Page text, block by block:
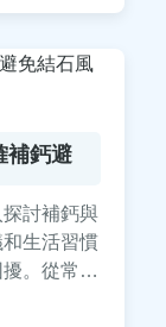
結石困擾
補鈣避
討補鈣與
生活習慣
。從常見